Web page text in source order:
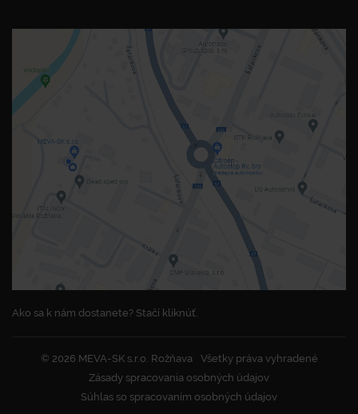
Ako sa k nám dostanete? Stačí kliknúť.
© 2026 MEVA-SK s.r.o. Rožňava
Všetky práva vyhradené
Zásady spracovania osobných údajov
Súhlas so spracovaním osobných údajov